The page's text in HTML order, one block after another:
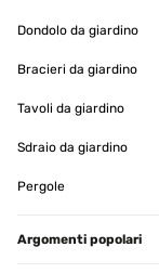
Dondolo da giardino
Bracieri da giardino
Tavoli da giardino
Sdraio da giardino
Pergole
Argomenti popolari